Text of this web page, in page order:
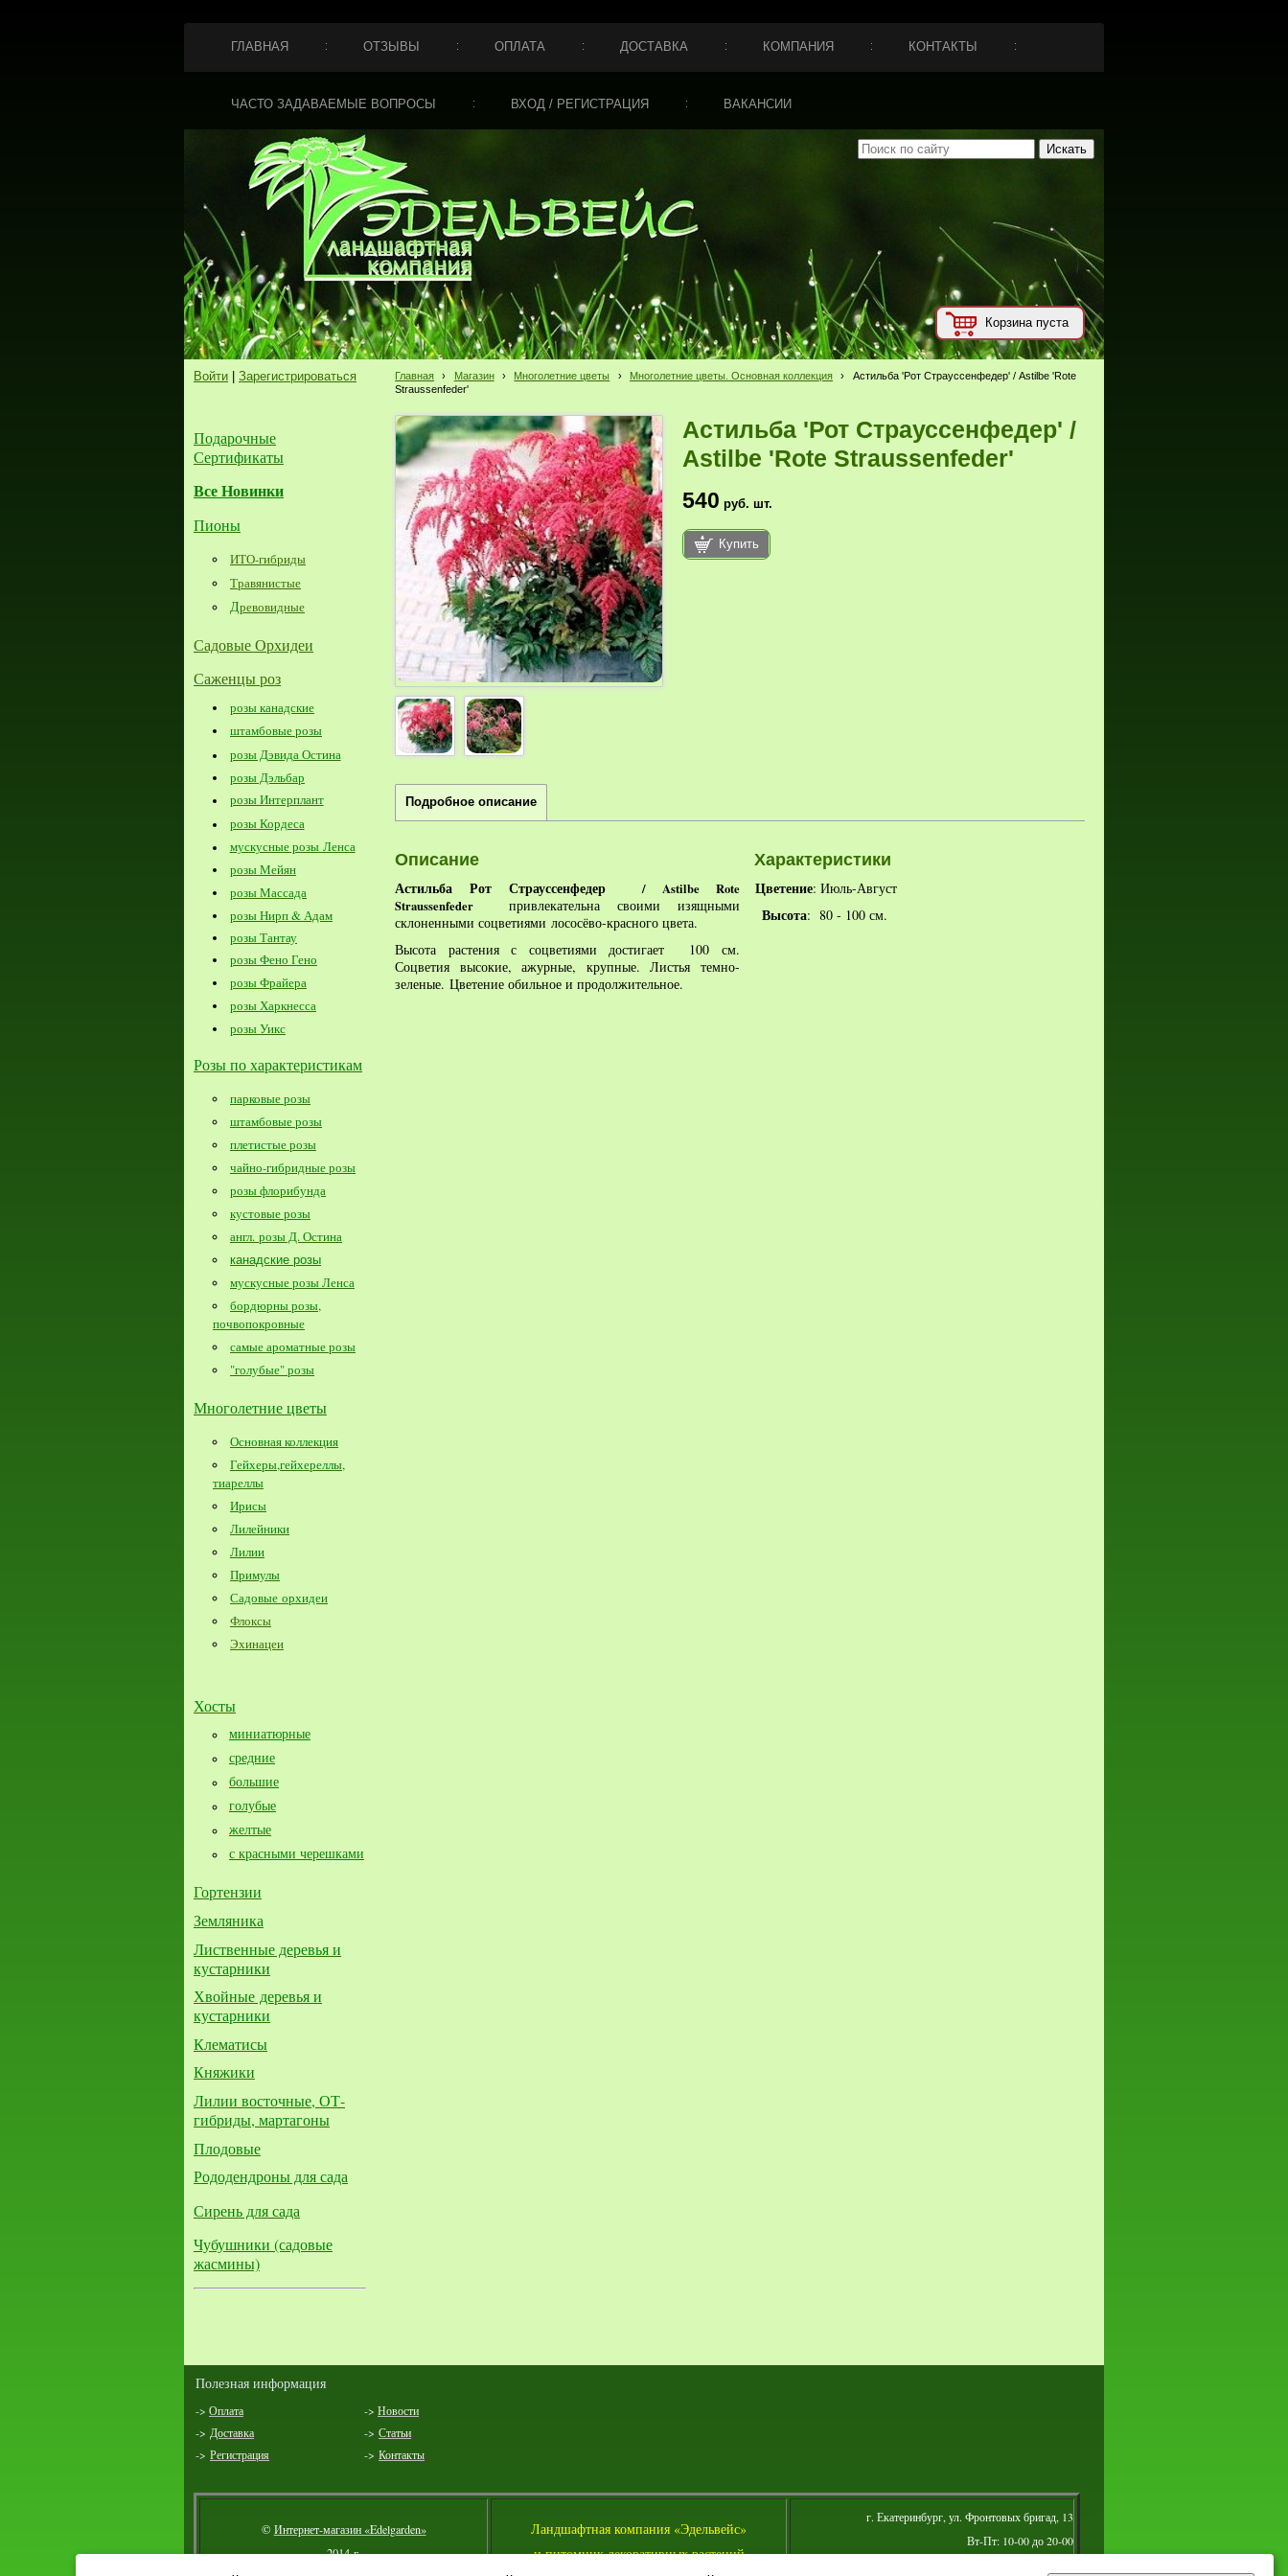
ГЛАВНАЯ ОТЗЫВЫ ОПЛАТА ДОСТАВКА КОМПАНИЯ КОНТАКТЫ
ЧАСТО ЗАДАВАЕМЫЕ ВОПРОСЫ ВХОД / РЕГИСТРАЦИЯ ВАКАНСИИ
Корзина пуста
Войти Зарегистрироваться
Подарочные
Сертификаты
Все Новинки
Пионы
ИТО-гибриды
Травянистые
Древовидные
Садовые Орхидеи
Саженцы роз
розы канадские
штамбовые розы
розы Дэвида Остина
розы Дэльбар
розы Интерплант
розы Кордеса
мускусные розы Ленса
розы Мейян
розы Массада
розы Нирп & Адам
розы Тантау
розы Фено Гено
розы Фрайера
розы Харкнесса
розы Уикс
Розы по характеристикам
парковые розы
штамбовые розы
плетистые розы
чайно-гибридные розы
розы флорибунда
кустовые розы
англ. розы Д. Остина
канадские розы
мускусные розы Ленса
бордюрны розы,
почвопокровные
самые ароматные розы
"голубые" розы
Многолетние цветы
Основная коллекция
Гейхеры,гейхереллы,
тиареллы
Ирисы
Лилейники
Лилии
Примулы
Садовые орхидеи
Флоксы
Эхинацеи
Хосты
миниатюрные
средние
большие​
голубые
желтые
с красными черешками
Гортензии
Земляника
Лиственные деревья и
кустарники
Хвойные деревья и
кустарники
Клематисы
Княжики
Лилии восточные, ОТ-
гибриды, мартагоны
Плодовые
Рододендроны для сада
Сирень для сада
Чубушники (садовые
жасмины)
Главная › Магазин › Многолетние цветы › Многолетние цветы. Основная коллекция ›
Астильба 'Рот Страуссенфедер' / Astilbe 'Rote
Straussenfeder'
Астильба 'Рот Страуссенфедер' /
Astilbe 'Rote Straussenfeder'
540 руб. шт.
Купить
Подробное описание
Описание Характеристики
Астильба Рот Страуссенфедер
/ Astilbe Rote
Straussenfeder
привлекательна своими изящными
склоненными соцветиями лососёво-красного цвета.
Высота растения с соцветиями достигает 100 см.
Соцветия высокие, ажурные, крупные.Листья темно-
зеленые. Цветение обильное и продолжительное.
Цветение: Июль-Август
Высота: 80 - 100 см.
Полезная информация
-> Оплата -> Новости
-> Доставка -> Статьи
-> Регистрация -> Контакты
©Интернет-магазин «Edelgarden»
2014 г.
Ландшафтная компания «Эдельвейс»
и питомник декоративных растений
г. Екатеринбург, ул. Фронтовых бригад, 13
Вт-Пт: 10-00 до 20-00